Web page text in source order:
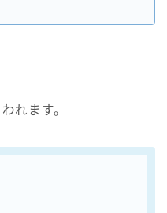
れます。